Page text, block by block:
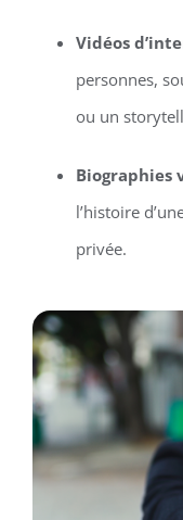
Vidéos
personnes,
ou un
Biographies
l’histoire
privée.